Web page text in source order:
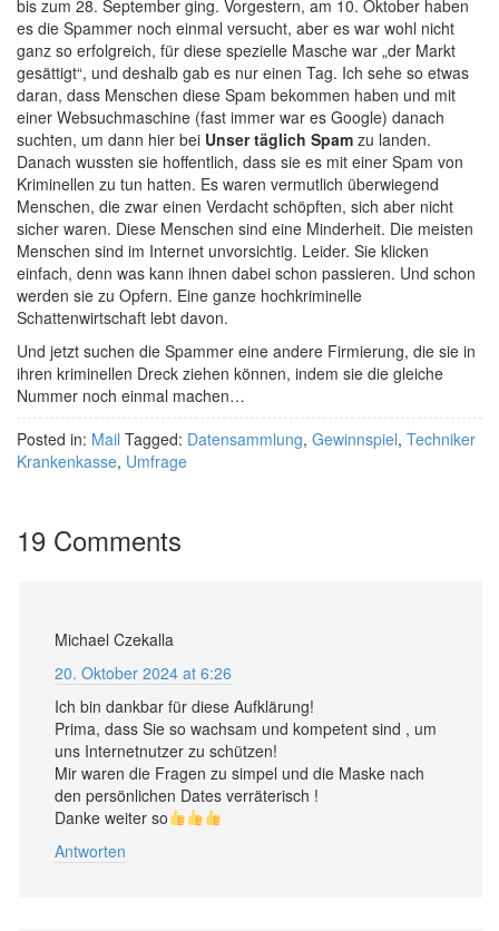
bis zum 28. September ging. Vorgestern, am 10. Oktober haben
es die Spammer noch einmal versucht, aber es war wohl nicht
ganz so erfolgreich, für diese spezielle Masche war „der Markt
gesättigt“, und deshalb gab es nur einen Tag. Ich sehe so etwas
daran, dass Menschen diese Spam bekommen haben und mit
einer Websuchmaschine (fast immer war es Google) danach
suchten, um dann hier bei Unser täglich Spam zu landen.
Danach wussten sie hoffentlich, dass sie es mit einer Spam von
Kriminellen zu tun hatten. Es waren vermutlich überwiegend
Menschen, die zwar einen Verdacht schöpften, sich aber nicht
sicher waren. Diese Menschen sind eine Minderheit. Die meisten
Menschen sind im Internet unvorsichtig. Leider. Sie klicken
einfach, denn was kann ihnen dabei schon passieren. Und schon
werden sie zu Opfern. Eine ganze hochkriminelle
Schattenwirtschaft lebt davon.
Und jetzt suchen die Spammer eine andere Firmierung, die sie in
ihren kriminellen Dreck ziehen können, indem sie die gleiche
Nummer noch einmal machen…
Posted in: Mail Tagged: Datensammlung, Gewinnspiel, Techniker
Krankenkasse, Umfrage
19 Comments
Michael Czekalla
20. Oktober 2024 at 6:26
Ich bin dankbar für diese Aufklärung!
Prima, dass Sie so wachsam und kompetent sind , um
uns Internetnutzer zu schützen!
Mir waren die Fragen zu simpel und die Maske nach
den persönlichen Dates verräterisch !
Danke weiter so
Antworten